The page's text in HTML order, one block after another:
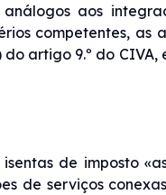
aos
competentes, as
artigo 9.º do CIVA,
de imposto
de serviços